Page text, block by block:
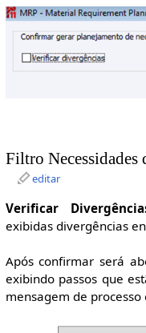
Filtro
editar
Verificar
exibidas divergências
Após confirmar será
exibindo passos que
mensagem de processo